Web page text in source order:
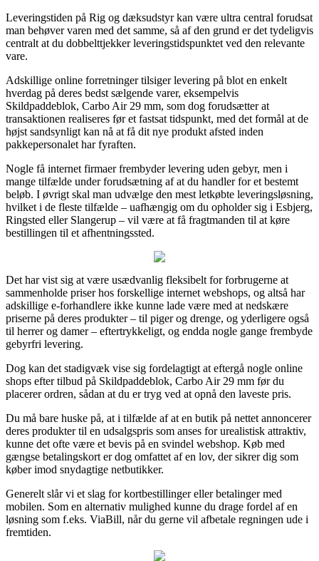
Leveringstiden på Rig og dæksudstyr kan være ultra central forudsat
man behøver varen med det samme, så af den grund er det tydeligvis
centralt at du dobbelttjekker leveringstidspunktet ved den relevante
vare.
Adskillige online forretninger tilsiger levering på blot en enkelt
hverdag på deres bedst sælgende varer, eksempelvis
Skildpaddeblok, Carbo Air 29 mm, som dog forudsætter at
transaktionen realiseres før et fastsat tidspunkt, med det formål at de
højst sandsynligt kan nå at få dit nye produkt afsted inden
pakkepersonalet har fyraften.
Nogle få internet firmaer frembyder levering uden gebyr, men i
mange tilfælde under forudsætning af at du handler for et bestemt
beløb. I øvrigt skal man udvælge den mest letkøbte leveringsløsning,
hvilket i de fleste tilfælde – uafhængig om du opholder sig i Esbjerg,
Ringsted eller Slangerup – vil være at få fragtmanden til at køre
bestillingen til et afhentningssted.
Det har vist sig at være usædvanlig fleksibelt for forbrugerne at
sammenholde priser hos forskellige internet webshops, og altså har
adskillige e-forhandlere ikke kunne lade være med at nedskære
priserne på deres produkter – til piger og drenge, og yderligere også
til herrer og damer – eftertrykkeligt, og endda nogle gange frembyde
gebyrfri levering.
Dog kan det stadigvæk vise sig fordelagtigt at eftergå nogle online
shops efter tilbud på Skildpaddeblok, Carbo Air 29 mm før du
placerer ordren, sådan at du er tryg ved at opnå den laveste pris.
Du må bare huske på, at i tilfælde af at en butik på nettet annoncerer
deres produkter til en udsalgspris som anses for urealistisk attraktiv,
kunne det ofte være et bevis på en svindel webshop. Køb med
gængse betalingskort er dog omfattet af en lov, der sikrer dig som
køber imod snydagtige netbutikker.
Generelt slår vi et slag for kortbestillinger eller betalinger med
mobilen. Som en alternativ mulighed kunne du drage fordel af en
løsning som f.eks. ViaBill, når du gerne vil afbetale regningen ude i
fremtiden.